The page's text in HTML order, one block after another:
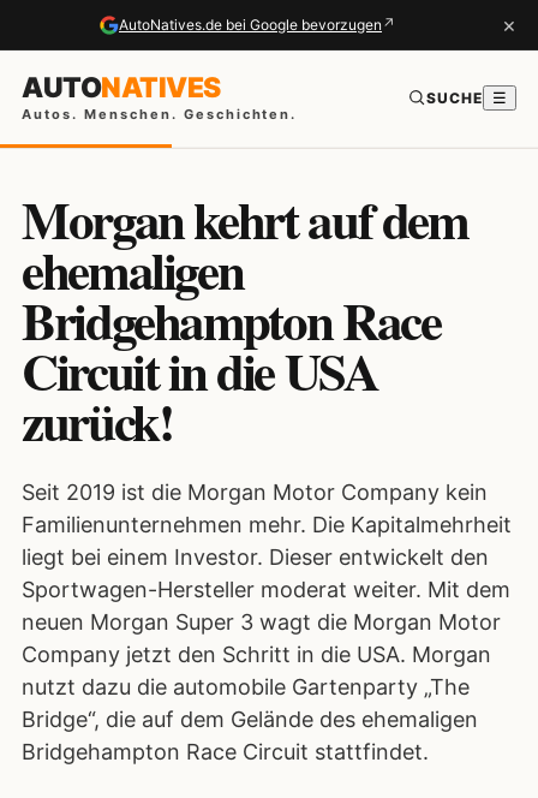
AutoNatives.de bei Google bevorzugen ↗ ×
AUTONATIVES
Autos. Menschen. Geschichten.
SUCHE ☰
Morgan kehrt auf dem
ehemaligen
Bridgehampton Race
Circuit in die USA
zurück!
Seit 2019 ist die Morgan Motor Company kein
Familienunternehmen mehr. Die Kapitalmehrheit
liegt bei einem Investor. Dieser entwickelt den
Sportwagen-Hersteller moderat weiter. Mit dem
neuen Morgan Super 3 wagt die Morgan Motor
Company jetzt den Schritt in die USA. Morgan
nutzt dazu die automobile Gartenparty „The
Bridge“, die auf dem Gelände des ehemaligen
Bridgehampton Race Circuit stattfindet.